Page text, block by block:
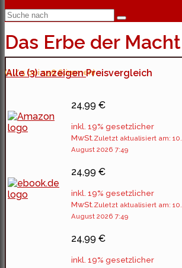
Das Erbe der Macht
(4 / 5 bei 556 Stimmen)
Alle (3) anzeigenPreisvergleich
24,99 €
inkl. 19% gesetzlicher
MwSt. Zuletzt aktualisiert am: 10.
August 2026 7:49
24,99 €
inkl. 19% gesetzlicher
MwSt. Zuletzt aktualisiert am: 10.
August 2026 7:49
24,99 €
inkl. 19% gesetzlicher